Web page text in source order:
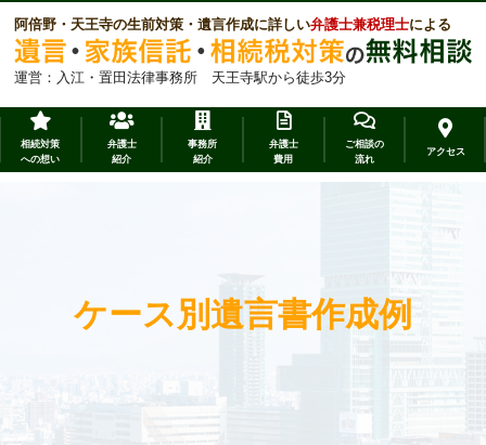
阿倍野・天王寺の生前対策・遺言作成に詳しい弁護士兼税理士による
運営：入江・置田法律事務所 天王寺駅から徒歩3分
相続対策
への想い
弁護士
紹介
事務所
紹介
弁護士
費用
ご相談の
流れ
アクセス
ケース別遺言書作成例